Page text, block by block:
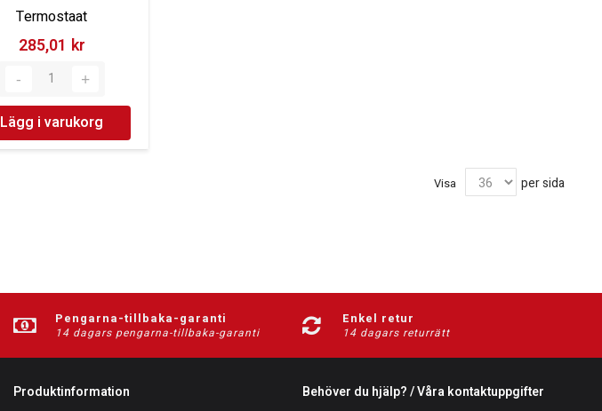
Termostaat
285,01 kr‎
Lägg i varukorg
Visa per sida
Pengarna-tillbaka-garanti
14 dagars pengarna-tillbaka-garanti
Enkel retur
14 dagars returrätt
Produktinformation
Behöver du hjälp? / Våra kontaktuppgifter